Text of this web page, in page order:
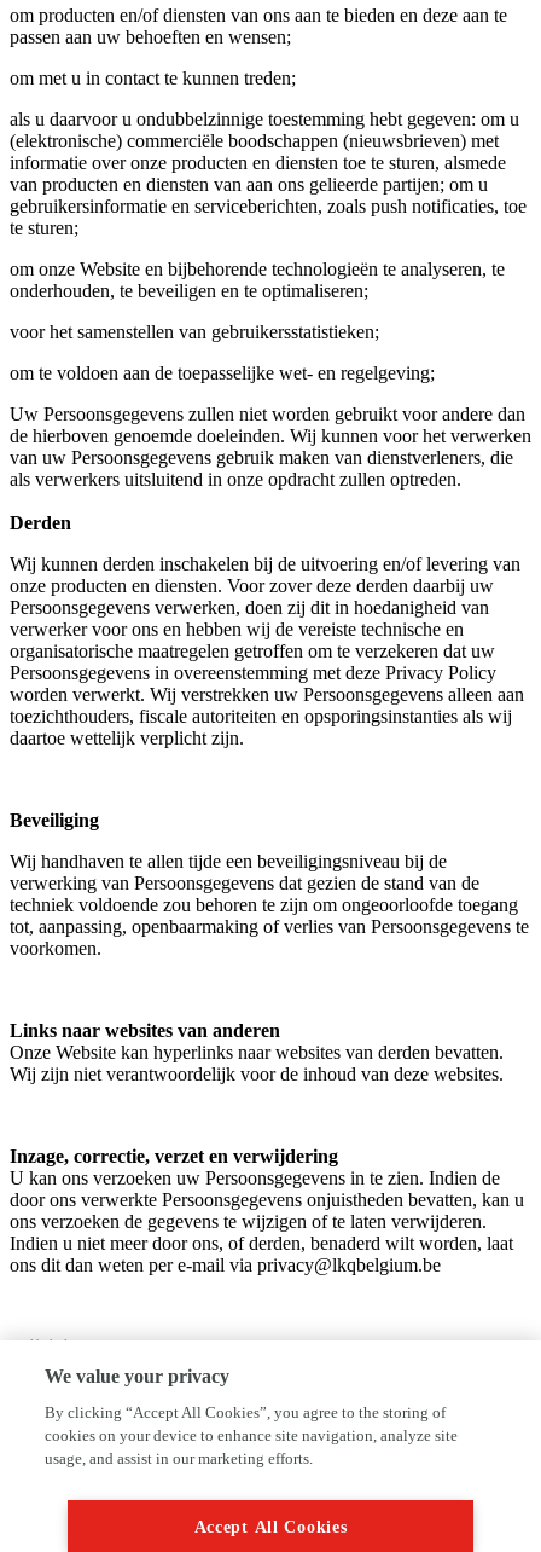
om producten en/of diensten van ons aan te bieden en deze aan te
passen aan uw behoeften en wensen;
om met u in contact te kunnen treden;
als u daarvoor u ondubbelzinnige toestemming hebt gegeven: om u
(elektronische) commerciële boodschappen (nieuwsbrieven) met
informatie over onze producten en diensten toe te sturen, alsmede
van producten en diensten van aan ons gelieerde partijen; om u
gebruikersinformatie en serviceberichten, zoals push notificaties, toe
te sturen;
om onze Website en bijbehorende technologieën te analyseren, te
onderhouden, te beveiligen en te optimaliseren;
voor het samenstellen van gebruikersstatistieken;
om te voldoen aan de toepasselijke wet- en regelgeving;
Uw Persoonsgegevens zullen niet worden gebruikt voor andere dan
de hierboven genoemde doeleinden. Wij kunnen voor het verwerken
van uw Persoonsgegevens gebruik maken van dienstverleners, die
als verwerkers uitsluitend in onze opdracht zullen optreden.
Derden
Wij kunnen derden inschakelen bij de uitvoering en/of levering van
onze producten en diensten. Voor zover deze derden daarbij uw
Persoonsgegevens verwerken, doen zij dit in hoedanigheid van
verwerker voor ons en hebben wij de vereiste technische en
organisatorische maatregelen getroffen om te verzekeren dat uw
Persoonsgegevens in overeenstemming met deze Privacy Policy
worden verwerkt. Wij verstrekken uw Persoonsgegevens alleen aan
toezichthouders, fiscale autoriteiten en opsporingsinstanties als wij
daartoe wettelijk verplicht zijn.
Beveiliging
Wij handhaven te allen tijde een beveiligingsniveau bij de
verwerking van Persoonsgegevens dat gezien de stand van de
techniek voldoende zou behoren te zijn om ongeoorloofde toegang
tot, aanpassing, openbaarmaking of verlies van Persoonsgegevens te
voorkomen.
Links naar websites van anderen
Onze Website kan hyperlinks naar websites van derden bevatten.
Wij zijn niet verantwoordelijk voor de inhoud van deze websites.
Inzage, correctie, verzet en verwijdering
U kan ons verzoeken uw Persoonsgegevens in te zien. Indien de
door ons verwerkte Persoonsgegevens onjuistheden bevatten, kan u
ons verzoeken de gegevens te wijzigen of te laten verwijderen.
Indien u niet meer door ons, of derden, benaderd wilt worden, laat
ons dit dan weten per e-mail via privacy@lkqbelgium.be
Wijzigingen
Deze Privacy Policy kan door ons altijd en zonder aankondiging
worden gewijzigd. Zulke gewijzigde voorwaarden zijn van kracht
vanaf het moment dat deze worden weergegeven op de Website. Wij
adviseren u daarom regelmatig deze Privacy Policy na te lezen op
eventuele wijzigingen.
We value your privacy
By clicking “Accept All Cookies”, you agree to the storing of
cookies on your device to enhance site navigation, analyze site
usage, and assist in our marketing efforts.
Accept All Cookies